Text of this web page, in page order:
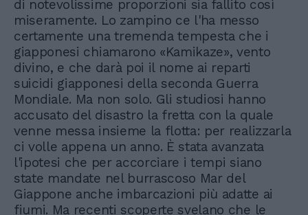
di notevolissime proporzioni sia fallito così
miseramente. Lo zampino ce l'ha messo
certamente una tremenda tempesta che i
giapponesi chiamarono «Kamikaze», vento
divino, e che darà poi il nome ai reparti
suicidi giapponesi della seconda Guerra
Mondiale. Ma non solo. Gli studiosi hanno
accusato del disastro la fretta con la quale
venne messa insieme la flotta: per realizzarla
ci volle appena un anno. È stata avanzata
l'ipotesi che per accorciare i tempi siano
state mandate nel burrascoso Mar del
Giappone anche imbarcazioni più adatte ai
fiumi. Ma recenti scoperte svelano che le